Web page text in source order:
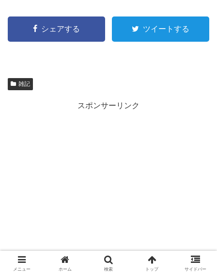
シェアする ツイートする
雑記
スポンサーリンク
メニュー ホーム 検索 トップ サイドバー